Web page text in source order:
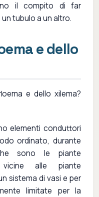
il compito di far
tubulo a un altro.
e dello
e dello xilema?
elementi conduttori
ordinato, durante
sono le piante
vicine alle piante
sistema di vasi e per
limitate per la